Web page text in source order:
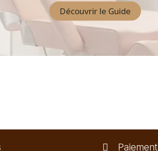
Découvrir le Guide
Paiement